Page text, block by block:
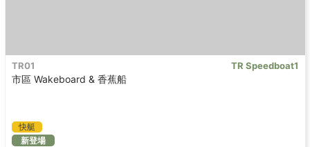
TR01 TR Speedboat1
市區 Wakeboard & 香蕉船
快艇
新登場